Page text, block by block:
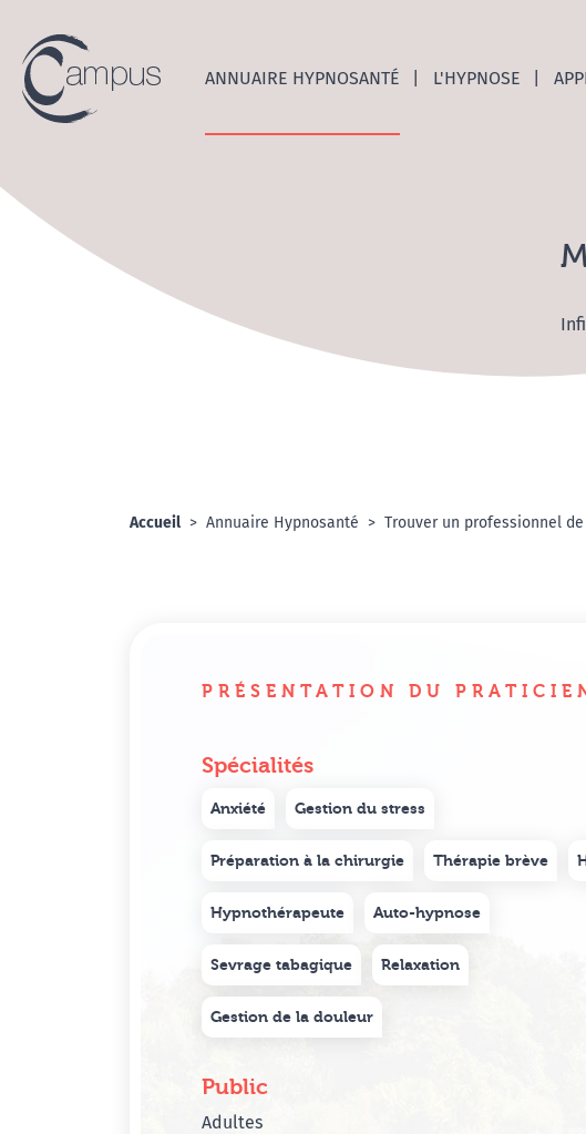
ANNUAIRE HYPNOSANTÉ L'HYPNOSE
Accueil Annuaire Hypnosanté Trouver un professionnel
PRÉSENTATION DU
Spécialités
Anxiété Gestion du stress
Préparation à la chirurgie Thérapie brève
Hypnothérapeute Auto-hypnose
Sevrage tabagique Relaxation
Gestion de la douleur
Public
Adultes